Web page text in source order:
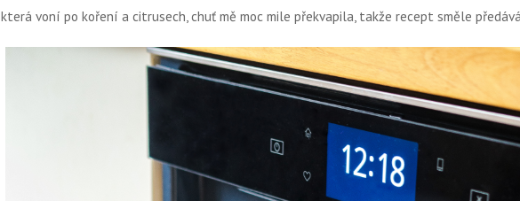
která voní po koření a citrusech, chuť mě moc mile překvapila, takže recept směle